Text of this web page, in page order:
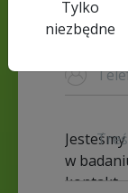
E-
Tylko
niezbędne